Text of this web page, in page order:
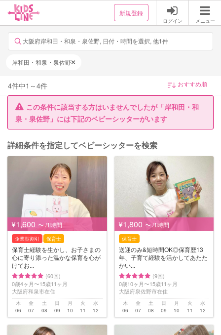
新規登録
ログイン メニュー
大阪府岸和田・和泉・泉佐野, 日付・時間を選択, 他1件
岸和田・和泉・泉佐野
4件中1 ～4件
この条件に該当する方はいませんでしたが「岸和田・和
泉・泉佐野」には下記のベビーシッターがいます
詳細条件を指定してベビーシッターを検索
¥1,600 〜 /1時間
企業型割引 保育士
保育士経験を生かし、お子さまの
心に寄り添った温かな保育を心が
けてお...
(60回)
0歳4ヶ月〜15歳11ヶ月
大阪府和泉市在住
木
06
金
07
土
08
日
09
月
10
火
11
水
12
¥1,800 〜 /1時間
保育士
送迎のみ&短時間OK◎保育歴13
年、子育て経験を活かしてあたた
かい...
(9回)
0歳10ヶ月〜15歳11ヶ月
大阪府泉佐野市在住
木
06
金
07
土
08
日
09
月
10
火
11
水
12